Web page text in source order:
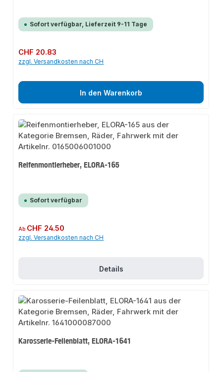
Sofort verfügbar, Lieferzeit 9-11 Tage
Regulärer Preis:
CHF 20.83
zzgl. Versandkosten nach CH
In den Warenkorb
Reifenmontierheber, ELORA-165
Sofort verfügbar
Regulärer Preis:
Ab CHF 24.50
zzgl. Versandkosten nach CH
Details
Karosserie-Feilenblatt, ELORA-1641